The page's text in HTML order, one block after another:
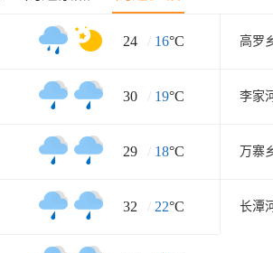
24 / 16°C 高罗
30 / 19°C 李家
29 / 18°C 万寨
32 / 22°C 长潭